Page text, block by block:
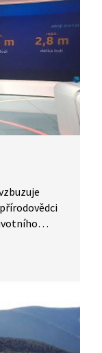
To je
Rulík
studie